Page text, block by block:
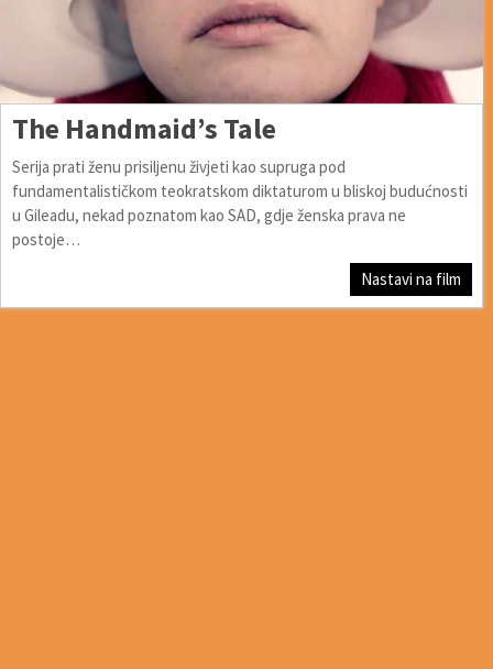
The Handmaid’s Tale
Serija prati ženu prisiljenu živjeti kao supruga pod
fundamentalističkom teokratskom diktaturom u bliskoj budućnosti
u Gileadu, nekad poznatom kao SAD, gdje ženska prava ne
postoje…
Nastavi na film